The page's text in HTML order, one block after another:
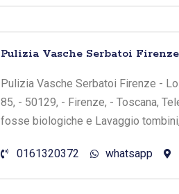
Pulizia Vasche Serbatoi Firenze
Pulizia Vasche Serbatoi Firenze -
85, - 50129, - Firenze, - Toscana,
fosse biologiche e Lavaggio
0161320372 whatsapp